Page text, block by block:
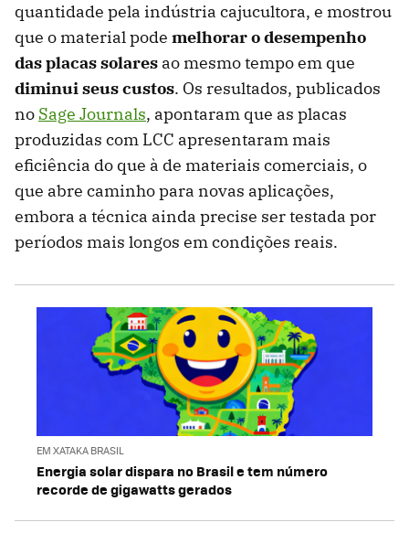
quantidade pela indústria cajucultora, e mostrou
que o material pode melhorar o desempenho
das placas solares ao mesmo tempo em que
diminui seus custos. Os resultados, publicados
no Sage Journals, apontaram que as placas
produzidas com LCC apresentaram mais
eficiência do que à de materiais comerciais, o
que abre caminho para novas aplicações,
embora a técnica ainda precise ser testada por
períodos mais longos em condições reais.
EM XATAKA BRASIL
Energia solar dispara no Brasil e tem número
recorde de gigawatts gerados